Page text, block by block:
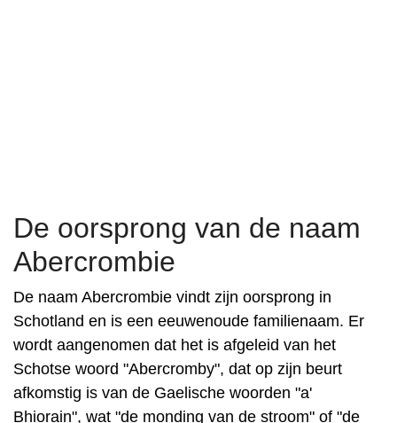
De oorsprong van de naam
Abercrombie
De naam Abercrombie vindt zijn oorsprong in
Schotland en is een eeuwenoude familienaam. Er
wordt aangenomen dat het is afgeleid van het
Schotse woord "Abercromby", dat op zijn beurt
afkomstig is van de Gaelische woorden "a'
Bhiorain", wat "de monding van de stroom" of "de